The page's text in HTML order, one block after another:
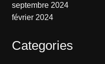
septembre 2024
février 2024
Categories